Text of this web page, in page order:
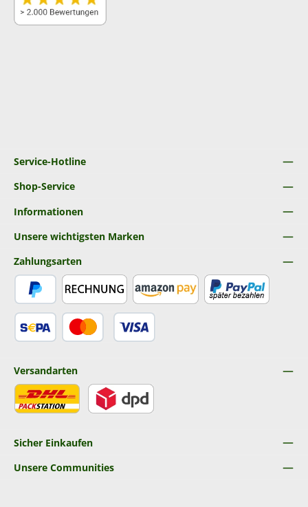
Service-Hotline
Shop-Service
Informationen
Unsere wichtigsten Marken
Sicher Einkaufen
Unsere Communities
Zahlungsarten
Versandarten